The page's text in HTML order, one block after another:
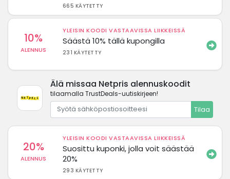
665 KÄYTETTY
10%
ALENNUS
YLEISIN KOODI VASTAAVISSA LIIKKEISSÄ
Säästä 10% tällä kupongilla
231 KÄYTETTY
Älä missaa Netpris alennuskoodit
tilaamalla TrustDeals-uutiskirjeen!
Tilaa
20%
ALENNUS
YLEISIN KOODI VASTAAVISSA LIIKKEISSÄ
Suosittu kuponki, jolla voit säästää
20%
293 KÄYTETTY